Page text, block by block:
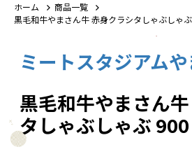
ホーム
商品一覧
黒毛和牛やまさん牛 赤身クラシタしゃぶしゃ
ミートスタジアム
黒毛和牛やまさん
タしゃぶしゃぶ 900